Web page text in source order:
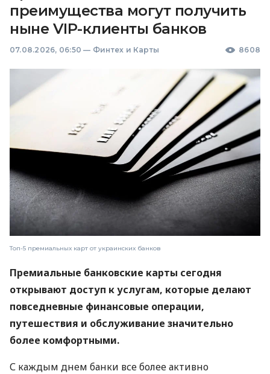
преимущества могут получить
ныне VIP-клиенты банков
07.08.2026, 06:50 — Финтех и Карты 8608
Топ-5 премиальных карт от украинских банков
Премиальные банковские карты сегодня
открывают доступ к услугам, которые делают
повседневные финансовые операции,
путешествия и обслуживание значительно
более комфортными.
С каждым днем ​​банки все более активно